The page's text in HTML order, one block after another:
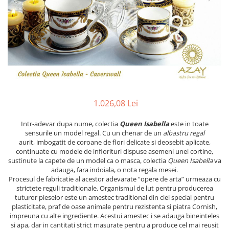
SUB 500
SUB 200
SUB 1000
SUB 2000
SUB 3000
PRODUSE
CĂNI
ACCESORII PENTRU MASĂ
SET CEAI &AMP; DESERT
CEASURI DE INTERIOR
OBIECTE DECORATIVE
VAZE DECORATIVE
PRODUSE PENTRU CURĂŢAT
ACCESORII DECORATIVE
SETURI DE CAFEA
BRANDURI
ROYAL ALBERT
AZAY CASA
PORTMEIRION
VILLA ALTACHIARA
PIP STUDIO
COLECȚII
MIRANDA KERR
NEW COUNTRY ROSES PINK
ROSECONFETTI
POLKA ROSE
BOXE
CORPURI DE ILUMINAT
TROFEE
BRANDURI
WATERFORD
SALVIATI
ROYAL ALBERT
PORTMEIRION
AZAY CASA
CHINELLI
COLECTII
BOURGOGNE
LUXE
SETURI PENTRU CAVIAR
PAHARE SI CANI
ACCESORII BIROU
SUPORTURI PENTRU PRAJITURI
CASETE DE BIJUTERII
ARTHUR PRICE OF ENGLAND
CHINELLI
AZAY CASA
VERA WANG
WEDGWOOD
ROYAL DOULTON
COLECTII
GOCCIA
1.026,08 Lei
Intr-adevar dupa nume, colectia Queen Isabellaeste in toate
sensurile un model regal. Cu un chenar de un albastru regal
aurit, imbogatit de coroane de flori delicate si deosebit aplicate,
continuate cu modele de inflorituri dispuse asemeni unei cortine,
sustinute la capete de un model ca o masca, colectia Queen Isabellava
adauga, fara indoiala, o nota regala mesei.
Procesul de fabricatie al acestor adevarate “opere de arta” urmeaza cu
strictete reguli traditionale. Organismul de lut pentru producerea
tuturor pieselor este un amestec traditional din clei special pentru
plasticitate, praf de oase animale pentru rezistenta si piatra Cornish,
impreuna cu alte ingrediente. Acestui amestec i se adauga bineinteles
si apa, dar in cantitati strict masurate pentru a produce cel mai reusit